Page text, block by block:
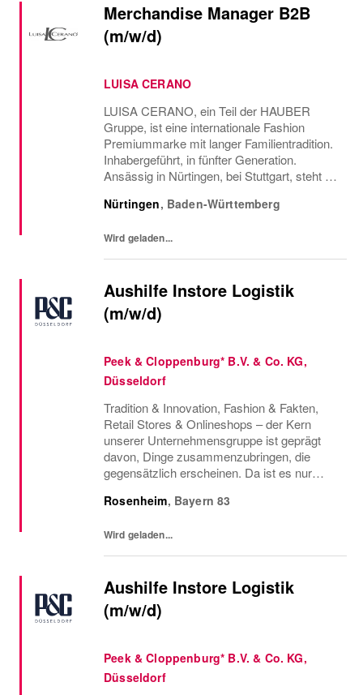
Merchandise Manager B2B
(m/w/d)
LUISA CERANO
LUISA CERANO, ein Teil der HAUBER
Gruppe, ist eine internationale Fashion
Premiummarke mit langer Familientradition.
Inhabergeführt, in fünfter Generation.
Ansässig in Nürtingen, bei Stuttgart, steht die
kompromisslose Qualität. Nachhaltiges
Nürtingen, Baden-Württemberg
Wird geladen...
Aushilfe Instore Logistik
(m/w/d)
Peek & Cloppenburg* B.V. & Co. KG,
Düsseldorf
Tradition & Innovation, Fashion & Fakten,
Retail Stores & Onlineshops – der Kern
unserer Unternehmensgruppe ist geprägt
davon, Dinge zusammenzubringen, die
gegensätzlich erscheinen. Da ist es nur
vereinen, die so vielfältig sind, wie die Styles,
Rosenheim, Bayern 83
Wird geladen...
Aushilfe Instore Logistik
(m/w/d)
Peek & Cloppenburg* B.V. & Co. KG,
Düsseldorf